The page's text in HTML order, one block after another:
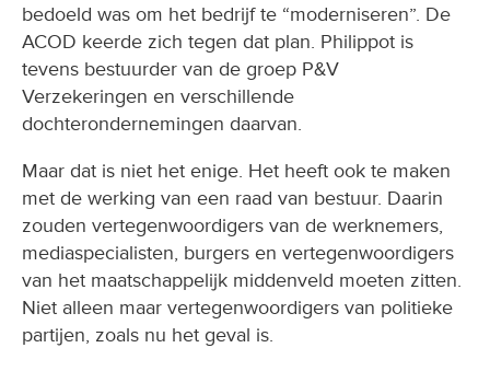
bedoeld was om het bedrijf te “moderniseren”. De
ACOD keerde zich tegen dat plan. Philippot is
tevens bestuurder van de groep P&V
Verzekeringen en verschillende
dochterondernemingen daarvan.
Maar dat is niet het enige. Het heeft ook te maken
met de werking van een raad van bestuur. Daarin
zouden vertegenwoordigers van de werknemers,
mediaspecialisten, burgers en vertegenwoordigers
van het maatschappelijk middenveld moeten zitten.
Niet alleen maar vertegenwoordigers van politieke
partijen, zoals nu het geval is.